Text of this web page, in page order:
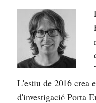
L'estiu de 2016 crea
d'investigació Porta